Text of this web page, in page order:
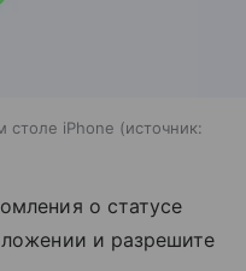
столе iPhone
источник:
о статусе
и разрешите